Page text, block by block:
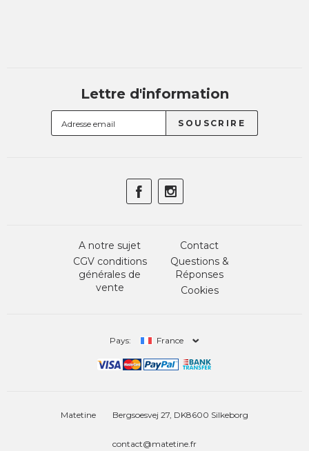
Lettre d'information
A notre sujet
CGV conditions
générales de
vente
Contact
Questions &
Réponses
Cookies
Pays: France
Matetine Bergsoesvej 27, DK8600 Silkeborg
contact@matetine.fr